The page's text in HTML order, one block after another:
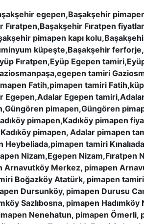
egepen,Başakşehir
Fıratpen
pimapen kapı
küpeşte,Başakşehir
Fıratpen,Eyüp Egepen
tamiri
Fatih,pimapen tamiri
Egepen
pimapen,Güngören
pimapen,Kadıköy pimapen
pimapen, Adalar pimapen
tamiri
Nizam,Egepen Nizam,Fıratpen
Merkez, pimapen
Boğazköy Atatürk, pimapen
Dursunköy, pimapen Durusu
Sazlıbosna, pimapen Hadımköy
Nenehatun, pimapen Ömerli,